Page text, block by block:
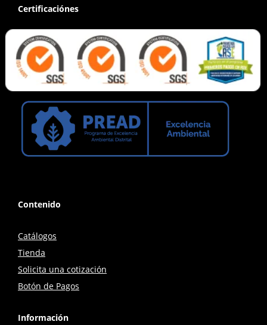
Certificaciónes
Contenido
Catálogos
Tienda
Solicita una cotización
Botón de Pagos
Información